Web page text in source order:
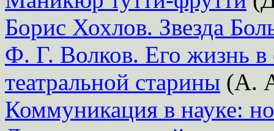
Борис Хохлов. Звезда
Ф. Г. Волков. Его жизнь в
театральной старины (А.
Коммуникация в науке: